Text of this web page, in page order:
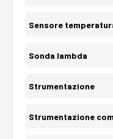
Sensore
Sonda lambda
Strumentazione
Strumentazione